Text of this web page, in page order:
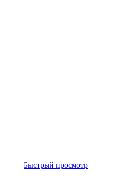
Быстрый просмотр